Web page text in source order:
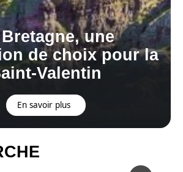
une
de choix pour la
Valentin
En savoir plus